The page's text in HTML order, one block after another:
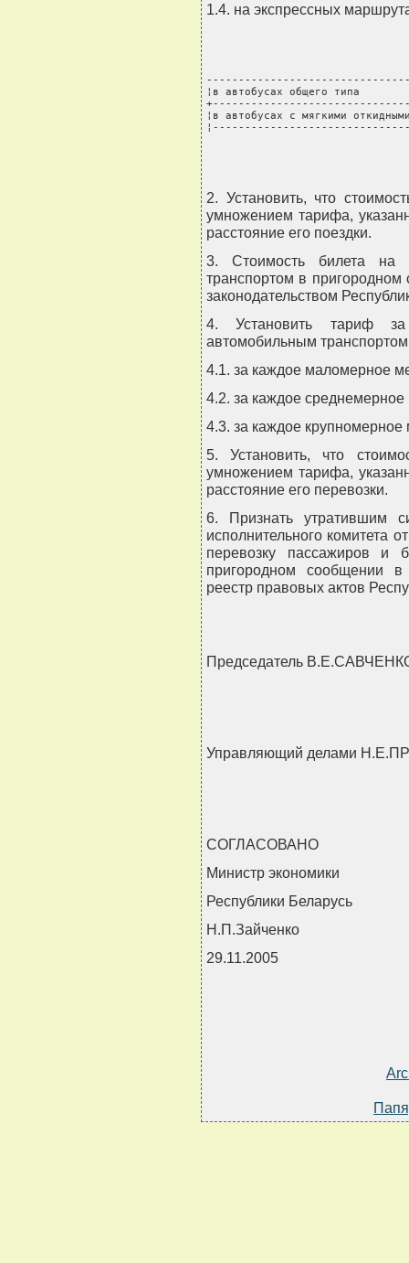
1.4. на экспрессных
¦в автобусах общего типа
¦в автобусах с мягкими
2. Установить, что
умножением тарифа,
расстояние его поездки.
3. Стоимость билета на
транспортом в пригородном
законодательством
4. Установить тариф
автомобильным
4.1. за каждое маломерное
4.2. за каждое
4.3. за каждое
5. Установить, что
умножением тарифа,
расстояние его перевозки.
6. Признать утратившим
исполнительного комитета
перевозку пассажиров и
пригородном сообщении в
реестр правовых актов
Председатель
Управляющий делами
СОГЛАСОВАНО
Министр экономики
Республики Беларусь
Н.П.Зайченко
29.11.2005